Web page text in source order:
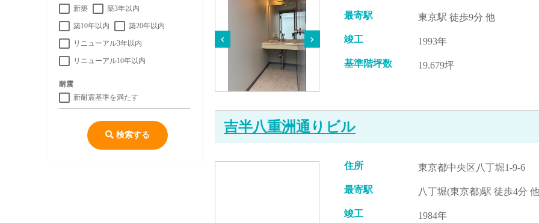
新築
築3年以内
築10年以内 築20年以内
リニューアル3年以内
リニューアル10年以内
耐震
新耐震基準を満たす
検索する
最寄駅 東京駅 徒歩9分 他
竣工 1993年
基準階坪数 19.679坪
吉半八重洲通りビル
住所 東京都中央区八丁堀1-9-6
最寄駅 八丁堀(東京都)駅 徒歩4分 他
竣工 1984年